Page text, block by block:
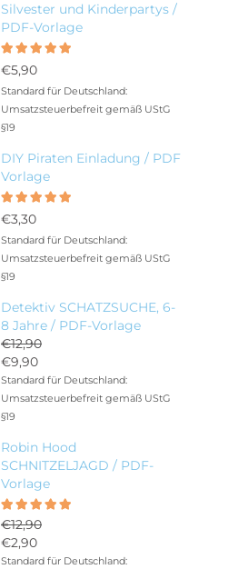
Silvester und Kinderpartys /
PDF-Vorlage
mit5.00
€5,90
Standard für Deutschland:
Umsatzsteuerbefreit gemäß UStG
§19
DIY Piraten Einladung / PDF
Vorlage
mit5.00
€3,30
Standard für Deutschland:
Umsatzsteuerbefreit gemäß UStG
§19
Detektiv SCHATZSUCHE, 6-
8 Jahre / PDF-Vorlage
€12,90
Ursprünglicher
Preis
war:
€12,90
€9,90
Aktueller
Preis
ist:
Standard für Deutschland:
Umsatzsteuerbefreit gemäß UStG
§19
Robin Hood
SCHNITZELJAGD / PDF-
Vorlage
mit5.00
von 5
€12,90
Ursprünglicher
Preis
€2,90
Aktueller
Standard für Deutschland: